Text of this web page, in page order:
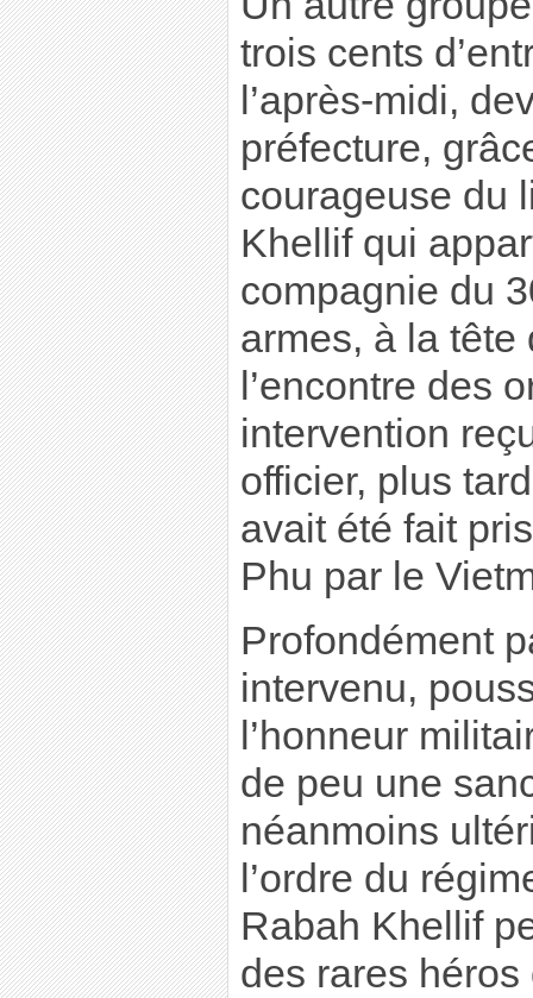
trois cents
l’après-midi,
préfecture,
courageuse du
Khellif qui
compagnie du
armes, à la tête
l’encontre des
intervention
officier, plus
avait été fait
Phu par le
Profondément
intervenu,
l’honneur
de peu une
néanmoins
l’ordre du
Rabah Khellif
des rares